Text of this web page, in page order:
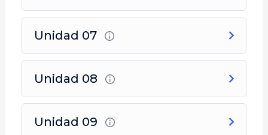
A todo aquel interesado en tomar conocimiento
de forma virtual ya que los conceptos brindados y
el método de entrenamiento permitirán tener un
de defensa personal.
Unidad 07
Unidad 08
Unidad 09